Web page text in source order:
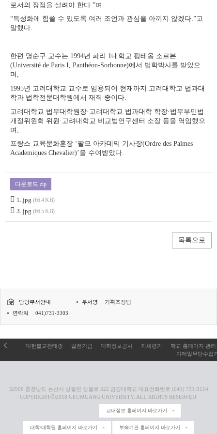
로서의 장점을 살려야 한다.”며
“특성화에 힘쓸 수 있도록 여러 조언과 관심을 아끼지 않겠다.”고
말했다.
한편 명순구 교수는 1994년 파리 1대학교 팡테옹 소르본
(Université de Paris I, Panthéon-Sorbonne)에서 법학박사를 받았으
며,
1995년 고려대학교 교수로 임용되어 현재까지 고려대학교 법과대
학과 법학전문대학원에서 재직 중이다.
고려대학교 법무대학원장·고려대학교 법과대학 학장·법무부민법
개정위원회 위원·고려대학교 비교법연구센터 소장 등을 역임했으
며,
프랑스 교육문화훈장 ‘팔므 아카데믹 기사장(Ordre des Palmes
Academiques Chevalier)’을 수여받았다.
다운로드.zip
1..jpg (66.4 KB)
3..jpg (66.5 KB)
목록으로
담당부서안내 부서명
기획조정팀
연락처
041)731-3303
대한불교천태종 발전기금 대학정보공시 자체평가
학교 홈페이지 관
이메일무단수집
32906 충청남도 논산시 상월면 상월로 522 금강대학교 대표전화번호 (041) 731-3114
COPYRIGHTⓒ2018 GEUMGANG UNIVERSITY. ALL RIGHTS RESERVED.
교내정보 홈페이지 바로가기
대학/대학원 홈페이지 바로가기 부속기관 홈페이지 바로가기